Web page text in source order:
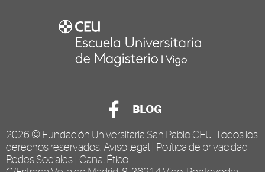
BLOG
2026 © Fundación Universitaria San Pablo CEU . Todos los
derechos reservados. Aviso legal
Política de privacidad
Redes Sociales Canal Ético